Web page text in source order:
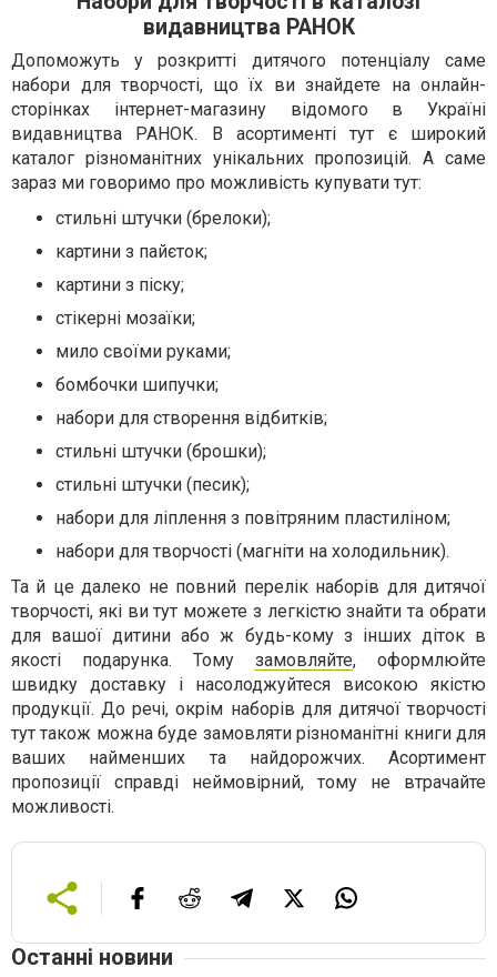
видавництва РАНОК
Допоможуть у розкритті дитячого потенціалу саме
набори для творчості, що їх ви знайдете на онлайн-
сторінках інтернет-магазину відомого в Україні
видавництва РАНОК. В асортименті тут є широкий
каталог різноманітних унікальних пропозицій. А саме
зараз ми говоримо про можливість купувати тут:
стильні штучки (брелоки);
картини з пайєток;
картини з піску;
стікерні мозаїки;
мило своїми руками;
бомбочки шипучки;
набори для створення відбитків;
стильні штучки (брошки);
стильні штучки (песик);
набори для ліплення з повітряним пластиліном;
набори для творчості (магніти на холодильник).
Та й це далеко не повний перелік наборів для дитячої
творчості, які ви тут можете з легкістю знайти та обрати
для вашої дитини або ж будь-кому з інших діток в
якості подарунка. Тому замовляйте, оформлюйте
швидку доставку і насолоджуйтеся високою якістю
продукції. До речі, окрім наборів для дитячої творчості
тут також можна буде замовляти різноманітні книги для
ваших найменших та найдорожчих. Асортимент
пропозиції справді неймовірний, тому не втрачайте
можливості.
Останні новини